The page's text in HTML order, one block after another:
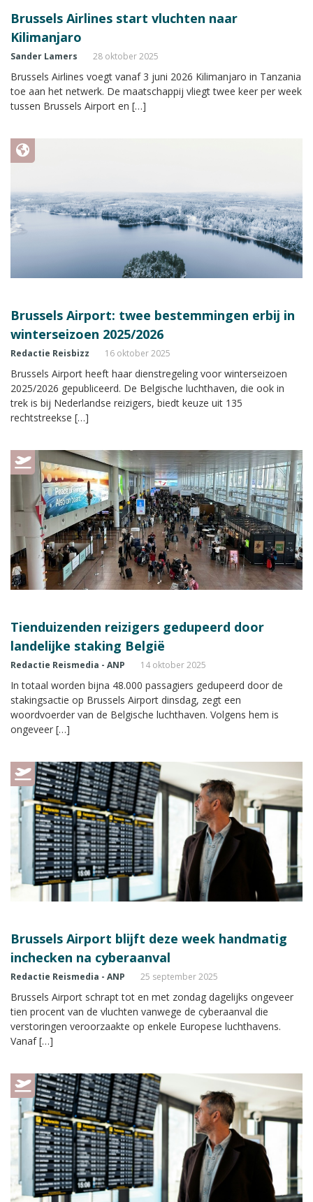
Brussels Airlines start vluchten naar
Kilimanjaro
Sander Lamers 28 oktober 2025
Brussels Airlines voegt vanaf 3 juni 2026 Kilimanjaro in Tanzania
toe aan het netwerk. De maatschappij vliegt twee keer per week
tussen Brussels Airport en […]
Brussels Airport: twee bestemmingen erbij in
winterseizoen 2025/2026
Redactie Reisbizz 16 oktober 2025
Brussels Airport heeft haar dienstregeling voor winterseizoen
2025/2026 gepubliceerd. De Belgische luchthaven, die ook in
trek is bij Nederlandse reizigers, biedt keuze uit 135
rechtstreekse […]
Tienduizenden reizigers gedupeerd door
landelijke staking België
Redactie Reismedia - ANP 14 oktober 2025
In totaal worden bijna 48.000 passagiers gedupeerd door de
stakingsactie op Brussels Airport dinsdag, zegt een
woordvoerder van de Belgische luchthaven. Volgens hem is
ongeveer […]
Brussels Airport blijft deze week handmatig
inchecken na cyberaanval
Redactie Reismedia - ANP 25 september 2025
Brussels Airport schrapt tot en met zondag dagelijks ongeveer
tien procent van de vluchten vanwege de cyberaanval die
verstoringen veroorzaakte op enkele Europese luchthavens.
Vanaf […]